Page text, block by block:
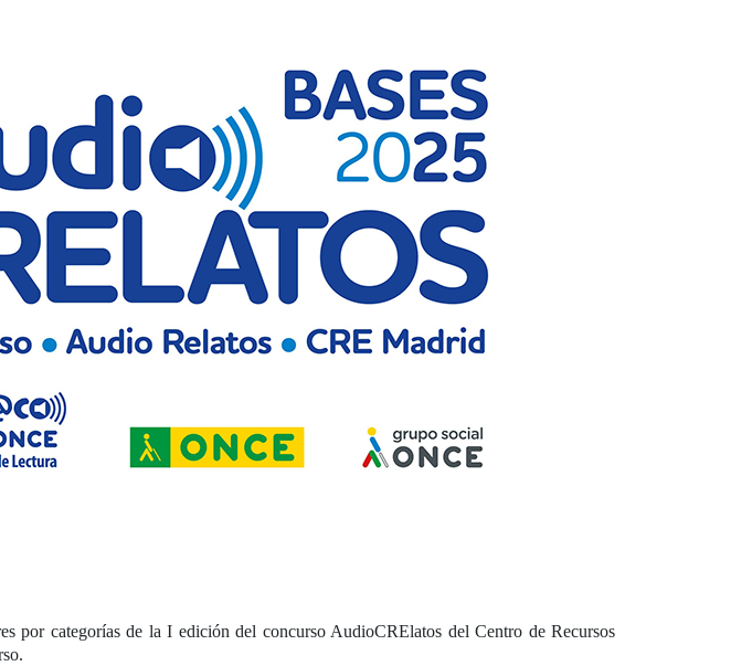
por categorías de la I edición del concurso AudioCRElatos del Centro de Recursos